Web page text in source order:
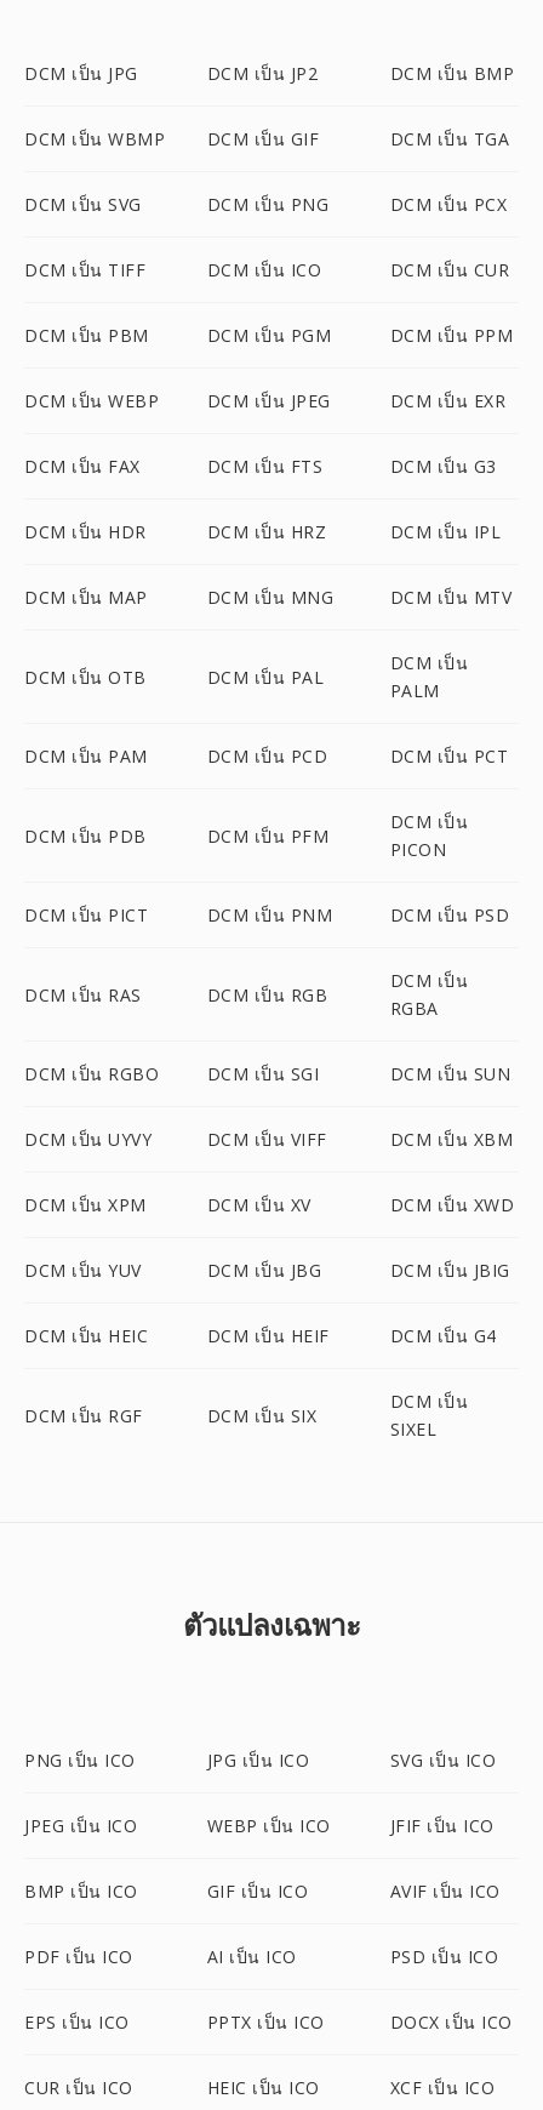
DCM เป็น JPG DCM เป็น JP2 DCM เป็น BMP
DCM เป็น WBMP DCM เป็น GIF DCM เป็น TGA
DCM เป็น SVG DCM เป็น PNG DCM เป็น PCX
DCM เป็น TIFF DCM เป็น ICO DCM เป็น CUR
DCM เป็น PBM DCM เป็น PGM DCM เป็น PPM
DCM เป็น WEBP DCM เป็น JPEG DCM เป็น EXR
DCM เป็น FAX DCM เป็น FTS DCM เป็น G3
DCM เป็น HDR DCM เป็น HRZ DCM เป็น IPL
DCM เป็น MAP DCM เป็น MNG DCM เป็น MTV
DCM เป็น OTB DCM เป็น PAL
DCM เป็น
PALM
DCM เป็น PAM DCM เป็น PCD DCM เป็น PCT
DCM เป็น PDB DCM เป็น PFM
DCM เป็น
PICON
DCM เป็น PICT DCM เป็น PNM DCM เป็น PSD
DCM เป็น RAS DCM เป็น RGB
DCM เป็น
RGBA
DCM เป็น RGBO DCM เป็น SGI DCM เป็น SUN
DCM เป็น UYVY DCM เป็น VIFF DCM เป็น XBM
DCM เป็น XPM DCM เป็น XV DCM เป็น XWD
DCM เป็น YUV DCM เป็น JBG DCM เป็น JBIG
DCM เป็น HEIC DCM เป็น HEIF DCM เป็น G4
DCM เป็น RGF DCM เป็น SIX
DCM เป็น
SIXEL
ตัวแปลงเฉพาะ
PNG เป็น ICO JPG เป็น ICO SVG เป็น ICO
JPEG เป็น ICO WEBP เป็น ICO JFIF เป็น ICO
BMP เป็น ICO GIF เป็น ICO AVIF เป็น ICO
PDF เป็น ICO AI เป็น ICO PSD เป็น ICO
EPS เป็น ICO PPTX เป็น ICO DOCX เป็น ICO
CUR เป็น ICO HEIC เป็น ICO XCF เป็น ICO